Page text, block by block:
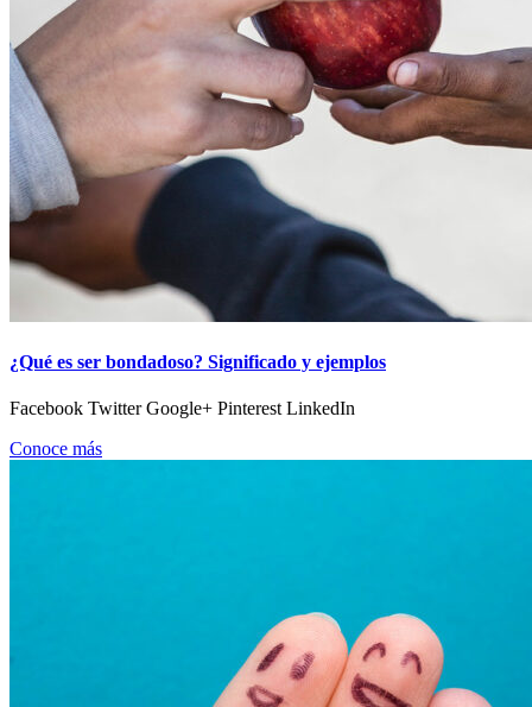
¿Qué es ser bondadoso? Significado y ejemplos
Facebook Twitter Google+ Pinterest LinkedIn
Conoce más